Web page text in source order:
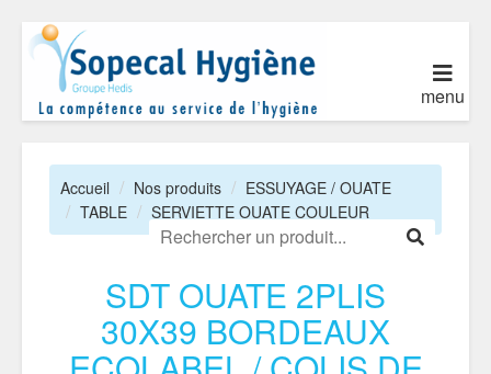
menu
Accueil Nos produits
ESSUYAGE / OUATE
TABLE
SERVIETTE OUATE COULEUR
SDT OUATE 2PLIS
30X39 BORDEAUX